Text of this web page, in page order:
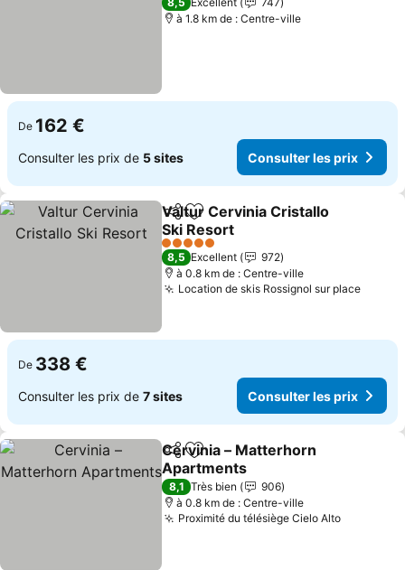
à 1.8 km de : Centre-ville
De 162 €
Consulter les prix de 5 sites Consulter les prix
PartagerAjouter à mes favoris
Valtur Cervinia Cristallo
Ski Resort
5 Étoiles
8,5 Excellent
972
à 0.8 km de : Centre-ville
Location de skis Rossignol sur place
De 338 €
Consulter les prix de 7 sites Consulter les prix
PartagerAjouter à mes favoris
Cervinia – Matterhorn
Apartments
8,1 Très bien
906
à 0.8 km de : Centre-ville
Proximité du télésiège Cielo Alto